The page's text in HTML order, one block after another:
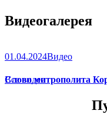
Видеогалерея
01.04.2024Видео
Слово митрополита
Все видео